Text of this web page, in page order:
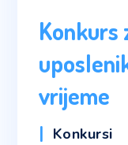
Konkurs
vrijeme
Categories
Konkursi